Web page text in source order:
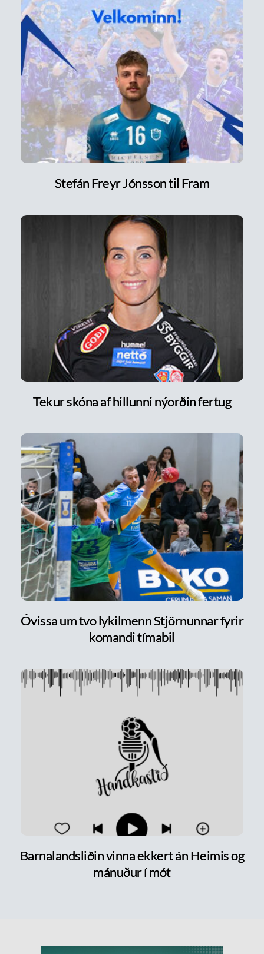
Stefán Freyr Jónsson til Fram
Tekur skóna af hillunni nýorðin fertug
Óvissa um tvo lykilmenn Stjörnunnar fyrir
komandi tímabil
Barnalandsliðin vinna ekkert án Heimis og
mánuður í mót